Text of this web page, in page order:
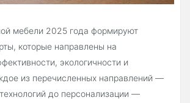
мебели 2025 года формируют
которые направлены на
экологичности и
из перечисленных направлений —
до персонализации —